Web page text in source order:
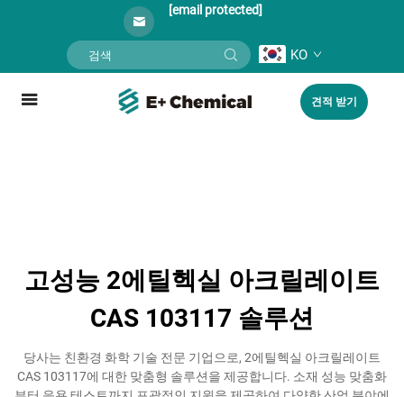
[email protected]
KO
견적 받기
고성능 2에틸헥실 아크릴레이트
CAS 103117 솔루션
당사는 친환경 화학 기술 전문 기업으로, 2에틸헥실 아크릴레이트
CAS 103117에 대한 맞춤형 솔루션을 제공합니다. 소재 성능 맞춤화